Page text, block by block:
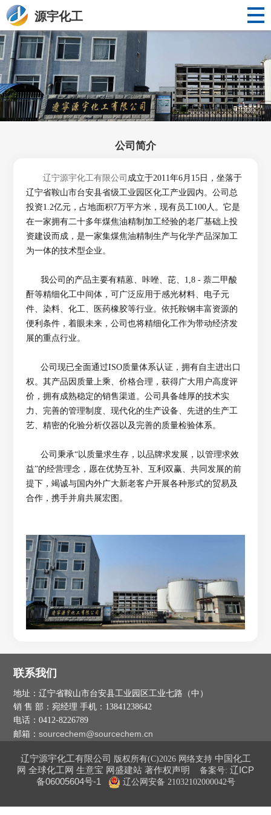
源宇化工
公司简介
辽宁源宇化工有限公司 成立于2011年6月15日，坐落于
辽宁省鞍山市台安县省级工业园区化工产业园内。公司总
投资1.2亿元，占地面积7万平方米，现有员工100人。它是
在一家拥有二十多年煤焦油精制加工经验的老厂基础上投
资建设而成，是一家集煤焦油精制生产与化学产品深加工
为一体的技术型企业。
我公司的产品主要有精蒽、咔唑、芘、1,8 - 萘二甲酸
酐等精细化工中间体，可广泛应用于感光材料、电子元
件、染料、化工、医药橡胶等行业。依托鞍钢丰富资源的
便利条件，着眼未来，公司也将精细化工作为带动经济发
展的重点行业。
公司现已全面通过ISO质量体系认证，拥有自主进出口
权。其产品因质量上乘、价格合理，获得广大用户高度评
价，拥有成熟稳定的销售渠道。公司具备雄厚的技术实
力、完善的管理制度、现代化的生产设备、先进的生产工
艺、精密的化验分析仪器以及完善的质量检验体系。
公司秉承“以质量求生存，以品牌求发展，以管理求效
益”的经营理念，愿在优势互补、互利双赢、共同发展的前
提下，竭诚与国内外广大新老客户开展各种形式的贸易及
合作，携手并肩共展宏图。
联系我们
地址：辽宁省鞍山市台安县工业园区工业七路（中）
销 售 部：宛经理 手机：13841238642
电话：0412-8226789
邮箱：sourcechem@sourcechem.cn
辽宁源宇化工有限公司 版权所有(C)2026 网络支持 中国化工
网 全球化工网 生意宝 网盛建站 著作权声明 备案号: 辽ICP
备06005604号-1
辽公网安备 21032102000042号